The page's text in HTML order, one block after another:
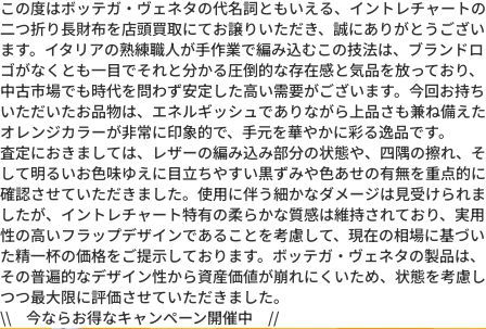
この度はボッテガ・ヴェネタの代名詞ともいえる、イントレチャートの
二つ折り長財布を店頭買取にてお譲りいただき、誠にありがとうござい
ます。イタリアの熟練職人が手作業で編み込むこの技法は、ブランドロ
ゴがなくとも一目でそれと分かる圧倒的な存在感と気品を放っており、
中古市場でも時代を問わず安定した高い需要がございます。今回お持ち
いただいたお品物は、エネルギッシュでありながら上品さも兼ね備えた
オレンジカラーが非常に印象的で、手元を華やかに彩る逸品です。
査定におきましては、レザーの編み込み部分の状態や、四隅の擦れ、そ
して明るいお色味ゆえに目立ちやすい黒ずみや色あせの有無を重点的に
確認させていただきました。使用に伴う細かなダメージは見受けられま
したが、イントレチャート特有の柔らかな質感は維持されており、実用
性の高いフラップデザインであることを考慮して、現在の相場に基づい
た精一杯の価格をご提示しております。ボッテガ・ヴェネタの製品は、
その普遍的なデザイン性から資産価値が崩れにくいため、状態を考慮し
つつ最大限に評価させていただきました。
\\ 今ならお得なキャンペーン開催中 //